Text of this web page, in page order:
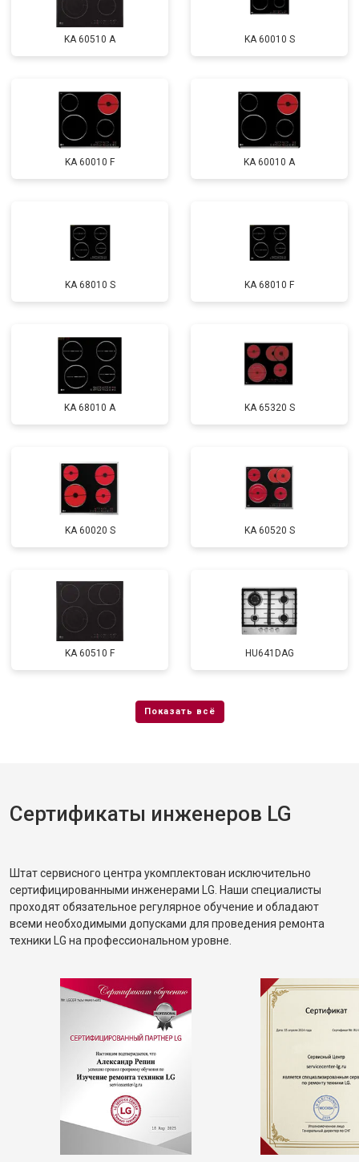
KA 60510 A KA 60010 S
KA 60010 F KA 60010 A
KA 68010 S KA 68010 F
KA 68010 A KA 65320 S
KA 60020 S KA 60520 S
KA 60510 F HU641DAG
Сертификаты инженеров LG
Штат сервисного центра укомплектован исключительно
сертифицированными инженерами LG. Наши специалисты
проходят обязательное регулярное обучение и обладают
всеми необходимыми допусками для проведения ремонта
техники LG на профессиональном уровне.